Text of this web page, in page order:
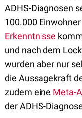
ADHS-Diagnosen
100.000
Erkenntnisse
und nach dem
wurden aber nur
die Aussagekraft
zudem eine Meta-
der ADHS-